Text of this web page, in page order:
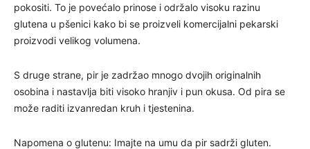
pokositi. To je povećalo prinose i održalo visoku razinu
glutena u pšenici kako bi se proizveli komercijalni pekarski
proizvodi velikog volumena.
S druge strane, pir je zadržao mnogo dvojih originalnih
osobina i nastavlja biti visoko hranjiv i pun okusa. Od pira se
može raditi izvanredan kruh i tjestenina.
Napomena o glutenu: Imajte na umu da pir sadrži gluten.